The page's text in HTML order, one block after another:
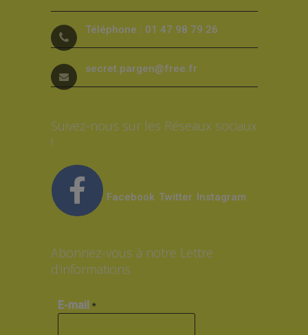
Téléphone : 01 47 98 79 26
secret.pargen@free.fr
Suivez-nous sur les Réseaux sociaux
!
Facebook Twitter Instagram
Abonnez-vous à notre Lettre
d’informations
E-mail *